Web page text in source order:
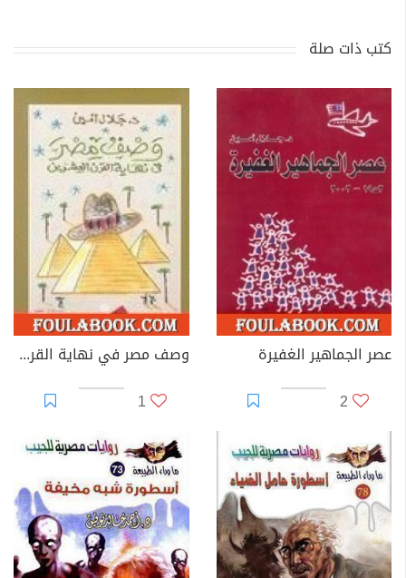
كتب ذات صلة
عصر الجماهير الغفيرة
2
وصف مصر في نهاية القرن العشرين
1